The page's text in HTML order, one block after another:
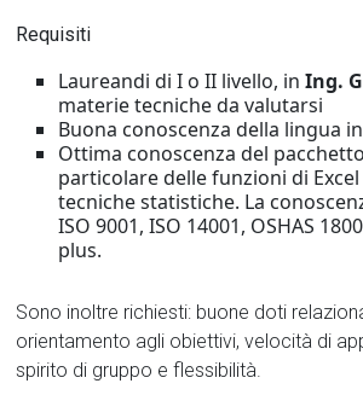
Requisiti
Laureandi di I o II livello, inIng.
materie tecniche da valutarsi
Buona conoscenza della lingua
Ottima conoscenza del
particolare delle funzioni di
tecniche statistiche. La
ISO 9001, ISO 14001, OSHAS
plus.
Sono inoltre richiesti: buone doti
orientamento agli obiettivi, velocità di
spirito di gruppo e flessibilità.